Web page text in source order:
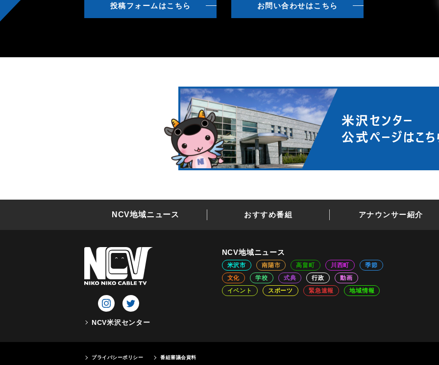
投稿フォームはこちら お問い合わせはこちら
NCV地域ニュース おすすめ番組 アナウンサー紹介
NCV米沢センター
NCV地域ニュース
米沢市 南陽市 高畠町 川西町
季節
文化
学校 式典 行政
動画
イベント
スポーツ 緊急速報 地域情報
プライバシーポリシー 番組審議会資料